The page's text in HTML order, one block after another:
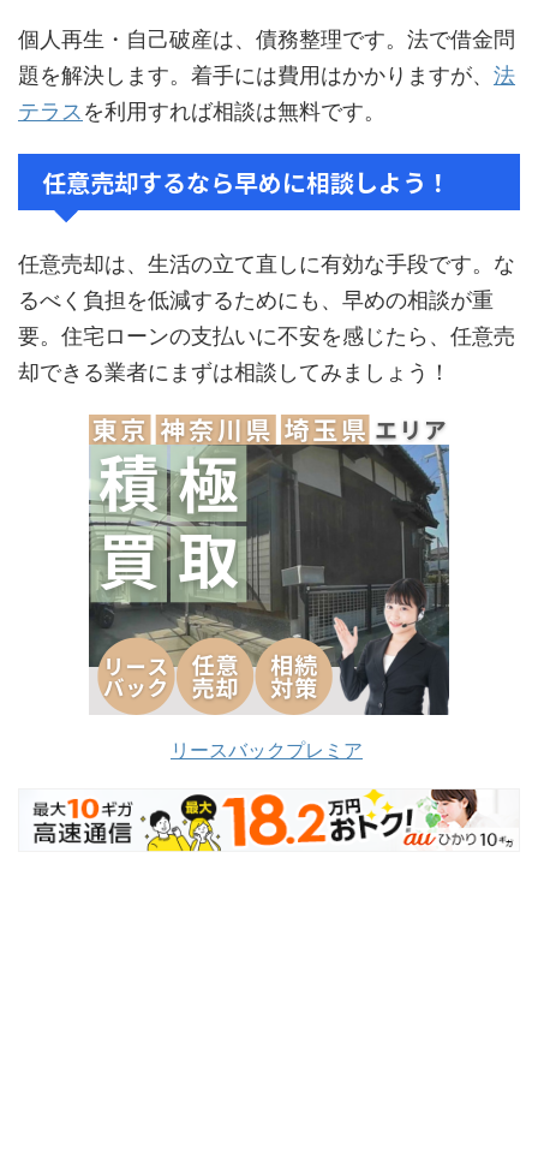
個人再生・自己破産は、債務整理です。法で借金問
題を解決します。着手には費用はかかりますが、 法
テラス を利用すれば相談は無料です。
任意売却するなら早めに相談しよう！
任意売却は、生活の立て直しに有効な手段です。な
るべく負担を低減するためにも、早めの相談が重
要。住宅ローンの支払いに不安を感じたら、任意売
却できる業者にまずは相談してみましょう！
リースバックプレミア